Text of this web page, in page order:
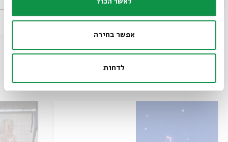
לאשר הכול
אפשר בחירה
לדחות
zoom
31.05
zoom
עוד בבית אבי חי